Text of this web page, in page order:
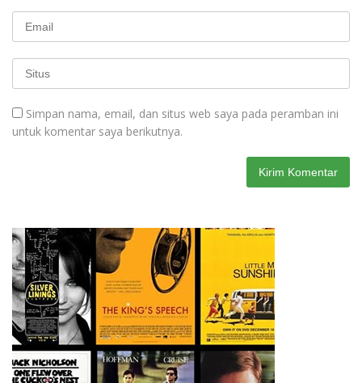
Simpan nama, email, dan situs web saya pada peramban ini
untuk komentar saya berikutnya.